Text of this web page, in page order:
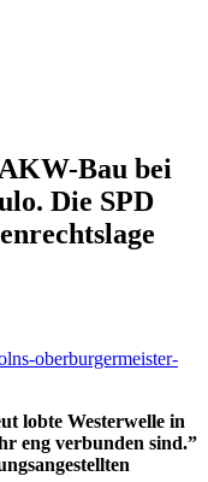
Bau bei
Die SPD
oberburgermeister-
lobte Westerwelle in
eng verbunden sind.”